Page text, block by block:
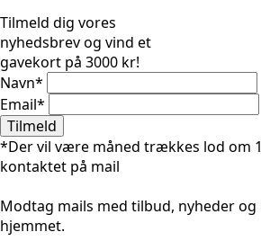
Tilmeld dig vores
nyhedsbrev og vind et
gavekort på 3000 kr!
Navn*
Email*
Tilmeld
*Der vil være måned trækkes lod om
kontaktet på mail
Modtag mails med tilbud, nyheder
hjemmet.